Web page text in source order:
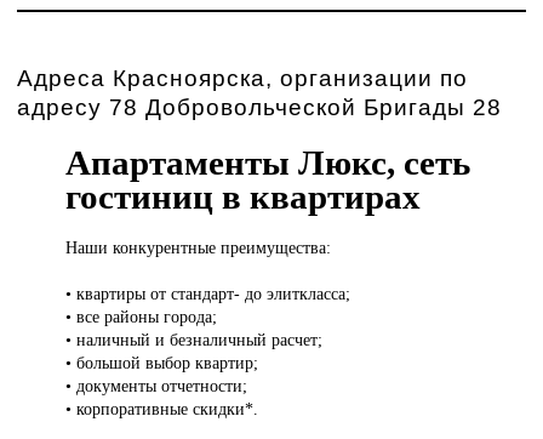
Адреса Красноярска, организации по
адресу 78 Добровольческой Бригады 28
Апартаменты Люкс, сеть
гостиниц в квартирах
Наши конкурентныепреимущества:
• квартиры от стандарт- до элиткласса;
• все районы города;
• наличный и безналичный расчет;
• большой выбор квартир;
• документы отчетности;
• корпоративные скидки*.